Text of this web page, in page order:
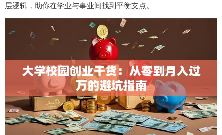
层逻辑，助你在学业与事业间找到平衡支点。